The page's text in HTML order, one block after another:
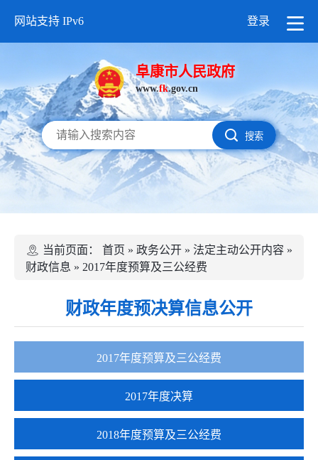
网站支持 IPv6 登录
阜康市人民政府
www.fk.gov.cn
搜索
当前页面： 首页 » 政务公开 » 法定主动公开内容 »
财政信息 » 2017年度预算及三公经费
财政年度预决算信息公开
2017年度预算及三公经费
2017年度决算
2018年度预算及三公经费